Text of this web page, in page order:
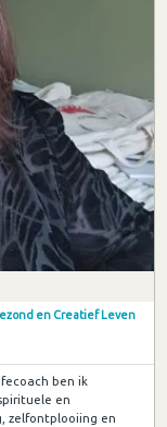
en Creatief Leven
ben ik
en
zelfontplooiing en